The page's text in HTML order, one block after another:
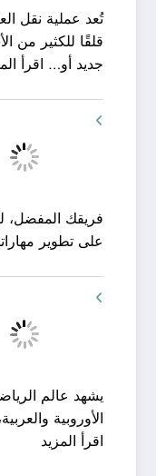
تُعد عملية نقل
قلقًا للكثير من
جديد أو… اقرأ
فريقك المفضل،
على تطوير
يشهد عالم
الأوروبية
اقرأ المزيد